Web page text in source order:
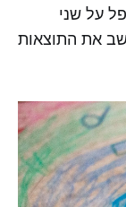
על שני
את התוצאות